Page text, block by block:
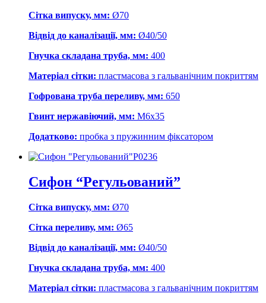
Сітка випуску, мм: Ø70
Відвід до каналізації, мм: Ø40/50
Гнучка складана труба, мм: 400
Матеріал сітки: пластмасова з гальванічним покриттям
Гофрована труба переливу, мм: 650
Гвинт нержавіючий, мм: М6х35
Додатково: пробка з пружинним фіксатором
Р0236
Сифон “Регульований”
Сітка випуску, мм: Ø70
Сітка переливу, мм: Ø65
Відвід до каналізації, мм: Ø40/50
Гнучка складана труба, мм: 400
Матеріал сітки: пластмасова з гальванічним покриттям